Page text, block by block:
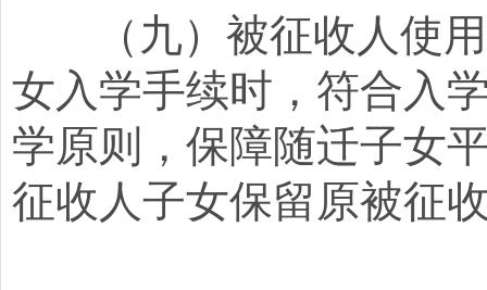
（九）被征收人使用
女入学手续时，符合入
学原则，保障随迁子女
征收人子女保留原被征